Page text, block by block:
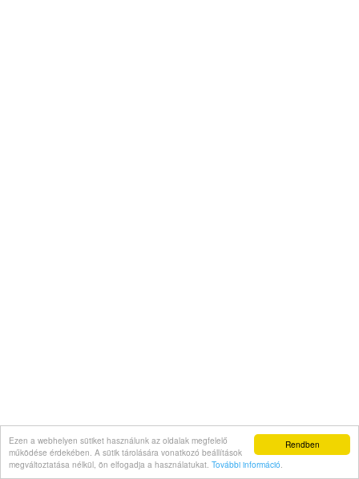
Rendben
Ezen a webhelyen sütiket használunk az oldalak megfelelő
működése érdekében. A sütik tárolására vonatkozó beállítások
megváltoztatása nélkül, ön elfogadja a használatukat. További információ.